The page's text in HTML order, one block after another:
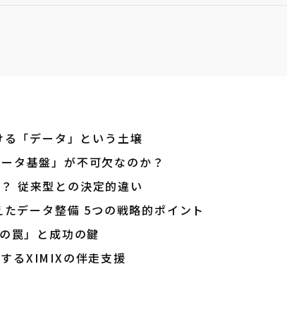
「データ」という土壌
タ基盤」が不可欠なのか？
従来型との決定的違い
データ整備 5つの戦略的ポイント
罠」と成功の鍵
るXIMIXの伴走支援